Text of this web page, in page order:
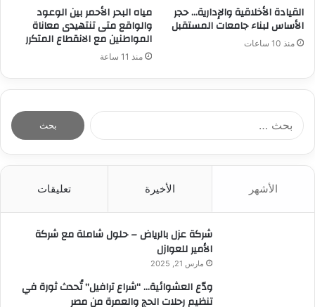
القيادة الأخلاقية والإدارية… حجر
الأساس لبناء جامعات المستقبل
منذ 10 ساعات
مياه البحر الأحمر بين الوعود
والواقع متى تنتهيدى معاناة
المواطنين مع الانقطاع المتكرر
منذ 11 ساعة
الأشهر الأخيرة تعليقات
شركة عزل بالرياض – حلول شاملة مع شركة
الأمير للعوازل
مارس 21, 2025
ودّع العشوائية… “شراع ترافيل” تُحدث ثورة في
تنظيم رحلات الحج والعمرة من مصر